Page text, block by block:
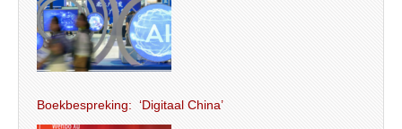
Boekbespreking: ‘Digitaal China’